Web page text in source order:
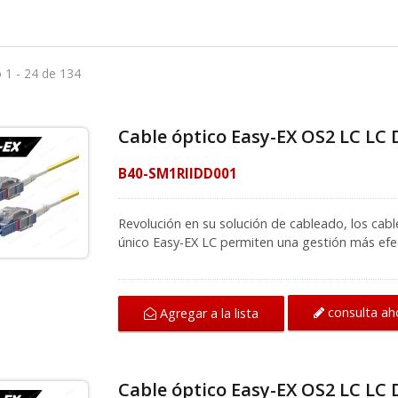
1 - 24 de 134
Cable óptico Easy-EX OS2 LC LC
B40-SM1RIIDD001
Revolución en su solución de cableado, los
único Easy-EX LC permiten una gestión más
LC a LC con facilidad y reducir el riesgo de
multimodo de dos núcleos y modo único
extremos y comparte una funda, lo que
solo cable. El extremo limpio y sin rayones
una gestión efectiva de cables es una solución
Agregar a la lista consulta
Cable óptico Easy-EX OS2 LC LC